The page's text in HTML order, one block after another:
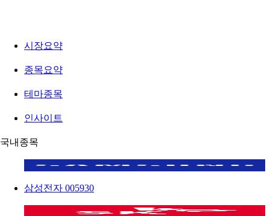
시장요약
종목요약
테마종목
인사이트
국내종목
삼성전자 005930